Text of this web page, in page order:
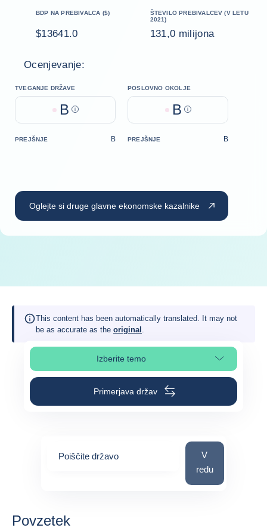
BDP NA PREBIVALCA ($)
$13641.0
ŠTEVILO PREBIVALCEV (V LETU
2021)
131,0 milijona
Ocenjevanje:
TVEGANJE DRŽAVE
B Help
POSLOVNO OKOLJE
B Help
PREJŠNJE B PREJŠNJE B
Oglejte si druge glavne ekonomske kazalnike
This content has been automatically translated. It may not
be as accurate as the original .
Izberite temo
Izberite poglavje strani
Primerjava držav
Poiščite državo Poiščite državo
V
redu
Povzetek